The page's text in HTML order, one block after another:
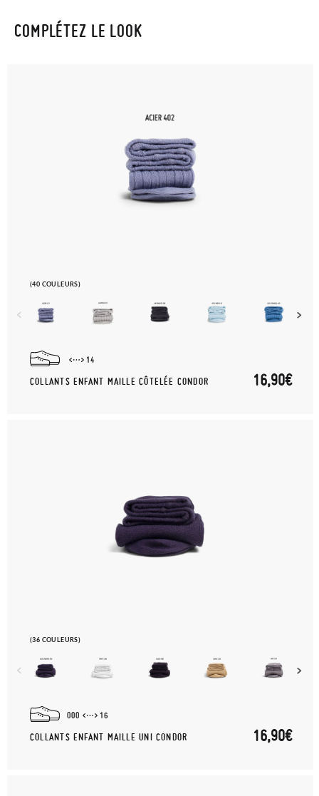
COMPLÉTEZ LE LOOK
(40 COULEURS)
14
COLLANTS ENFANT MAILLE CÔTELÉE CONDOR 16,90€
(36 COULEURS)
000 16
COLLANTS ENFANT MAILLE UNI CONDOR 16,90€